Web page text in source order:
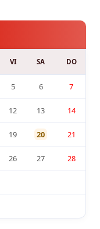
VI SA DO
5 6 7
12 13 14
19 20 21
26 27 28